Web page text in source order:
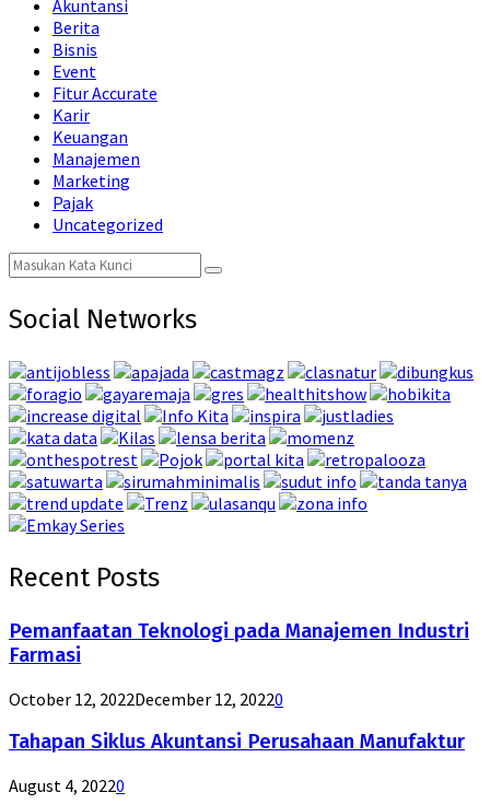
Akuntansi
Berita
Bisnis
Event
Fitur Accurate
Karir
Keuangan
Manajemen
Marketing
Pajak
Uncategorized
Search
for:
Search
Social Networks
Recent Posts
Pemanfaatan Teknologi pada Manajemen Industri
Farmasi
October 12, 2022December 12, 20220
Tahapan Siklus Akuntansi Perusahaan Manufaktur
August 4, 20220